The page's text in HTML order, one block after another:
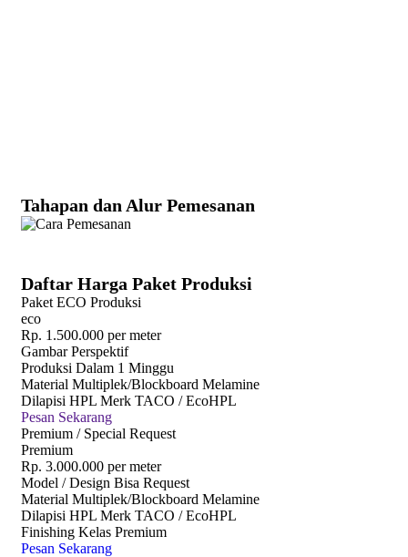
Tahapan dan Alur Pemesanan
Daftar Harga Paket Produksi
Paket ECO Produksi
eco
Rp. 1.500.000 per meter
Gambar Perspektif
Produksi Dalam 1 Minggu
Material Multiplek/Blockboard Melamine
Dilapisi HPL Merk TACO / EcoHPL
Pesan Sekarang
Premium / Special Request
Premium
Rp. 3.000.000 per meter
Model / Design Bisa Request
Material Multiplek/Blockboard Melamine
Dilapisi HPL Merk TACO / EcoHPL
Finishing Kelas Premium
Pesan Sekarang